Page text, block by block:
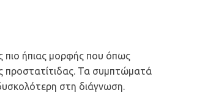
πιο ήπιας μορφής που όπως
προστατίτιδας. Τα συμπτώματά
στη διάγνωση.